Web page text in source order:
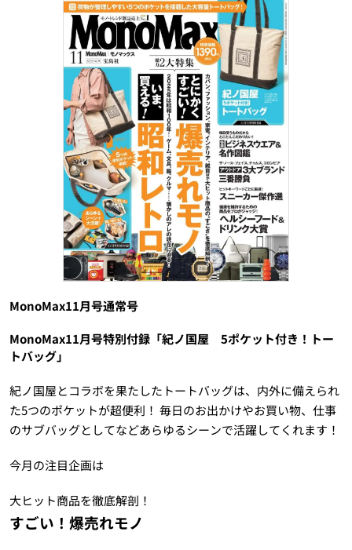
MonoMax11月号通常号
MonoMax11月号特別付録「紀ノ国屋 5ポケット付き！トー
トバッグ」
紀ノ国屋とコラボを果たしたトートバッグは、内外に備えられ
た5つのポケットが超便利！ 毎日のお出かけやお買い物、仕事
のサブバッグとしてなどあらゆるシーンで活躍してくれます！
今月の注目企画は
大ヒット商品を徹底解剖！
すごい！爆売れモノ